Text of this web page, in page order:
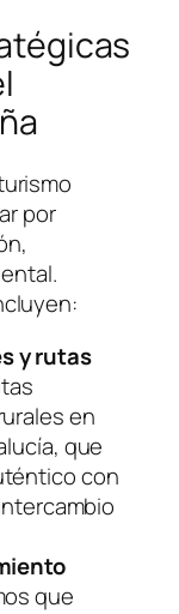
por
y rutas
en
que
con
que